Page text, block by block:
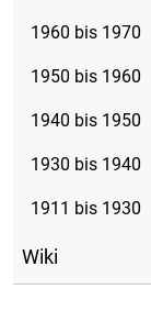
1960 bis 1970
1950 bis 1960
1940 bis 1950
1930 bis 1940
1911 bis 1930
Wiki